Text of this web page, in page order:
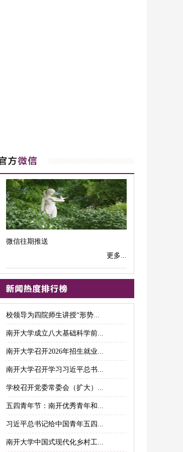
微信往期推送
更多...
校领导为四院师生讲授“形势...
南开大学成立八大基础科学前...
南开大学召开2026年招生就业...
南开大学召开学习习近平总书...
学校召开党委常委会（扩大）...
五四青年节：南开优秀青年和...
习近平总书记给中国青年五四...
南开大学中国式现代化乡村工...